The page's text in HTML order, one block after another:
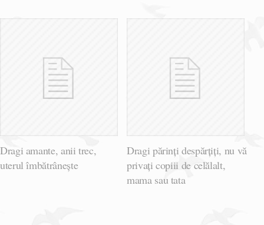
Dragi amante, anii trec,
uterul îmbătrânește
Dragi părinți despărțiți, nu vă
privați copiii de celălalt,
mama sau tata